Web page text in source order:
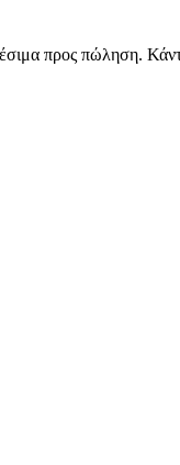
προς πώληση.